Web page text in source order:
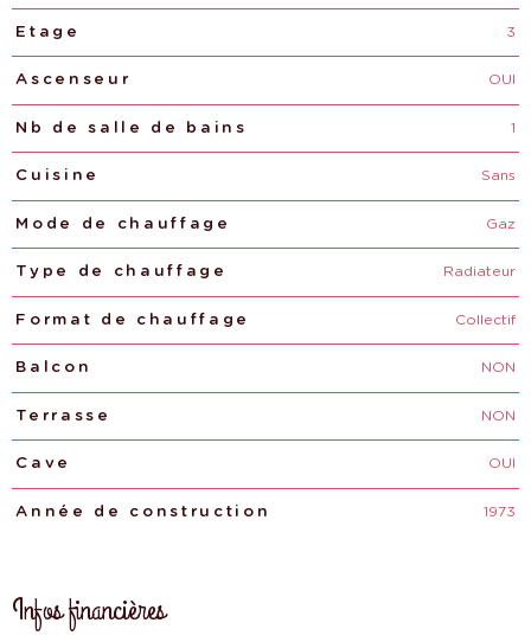
Etage 3
Ascenseur OUI
Nb de salle de bains 1
Cuisine Sans
Mode de chauffage Gaz
Type de chauffage Radiateur
Format de chauffage Collectif
Balcon NON
Terrasse NON
Cave OUI
Année de construction 1973
Infos financières